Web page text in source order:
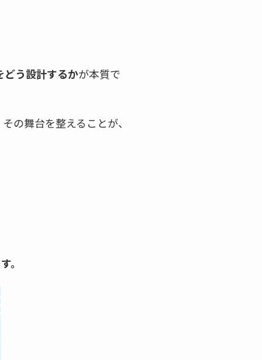
どう設計するかが本質で
の舞台を整えることが、
。